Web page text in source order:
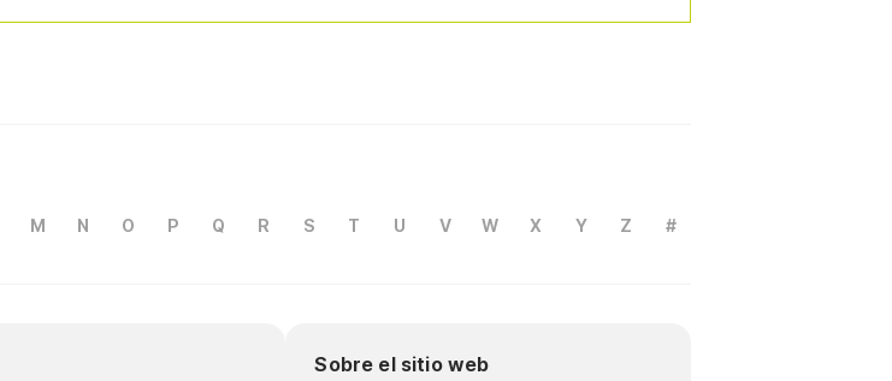
M N O P Q R S T U V W X Y Z #
Sobre el sitio web